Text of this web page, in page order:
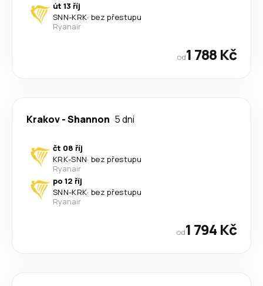
út 13 říj
SNN-KRK· bez přestupu
Ryanair
od1 788 Kč
Krakov-Shannon 5 dni
čt 08 říj
KRK-SNN· bez přestupu
Ryanair
po 12 říj
SNN-KRK· bez přestupu
Ryanair
od1 794 Kč